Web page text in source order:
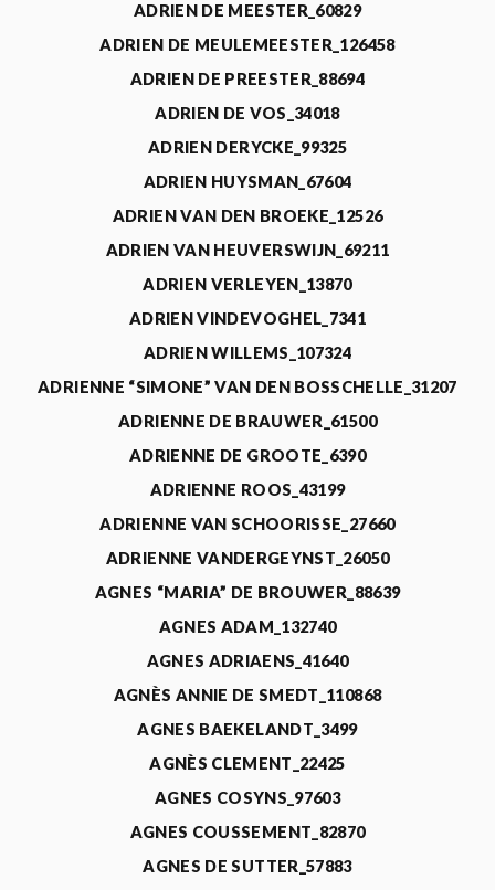
ADRIEN DE MEESTER_60829
ADRIEN DE MEULEMEESTER_126458
ADRIEN DE PREESTER_88694
ADRIEN DE VOS_34018
ADRIEN DERYCKE_99325
ADRIEN HUYSMAN_67604
ADRIEN VAN DEN BROEKE_12526
ADRIEN VAN HEUVERSWIJN_69211
ADRIEN VERLEYEN_13870
ADRIEN VINDEVOGHEL_7341
ADRIEN WILLEMS_107324
ADRIENNE “SIMONE” VAN DEN BOSSCHELLE_31207
ADRIENNE DE BRAUWER_61500
ADRIENNE DE GROOTE_6390
ADRIENNE ROOS_43199
ADRIENNE VAN SCHOORISSE_27660
ADRIENNE VANDERGEYNST_26050
AGNES “MARIA” DE BROUWER_88639
AGNES ADAM_132740
AGNES ADRIAENS_41640
AGNÈS ANNIE DE SMEDT_110868
AGNES BAEKELANDT_3499
AGNÈS CLEMENT_22425
AGNES COSYNS_97603
AGNES COUSSEMENT_82870
AGNES DE SUTTER_57883